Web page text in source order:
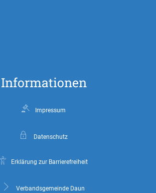
Informationen
Impressum
Datenschutz
Erklärung zur Barrierefreiheit
Verbandsgemeinde Daun